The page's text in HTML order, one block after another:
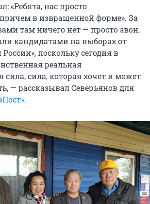
«Ребята, нас просто
в извращенной форме». За
там ничего нет — просто звон.
кандидатами на выборах от
поскольку сегодня в
реальная
сила, сила, которая хочет и может
— рассказывал Северьянов для
.